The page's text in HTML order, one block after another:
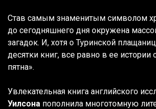
Став самым знаменитым символом
до сегодняшнего дня окружена
загадок. И, хотя о Туринской
десятки книг, все равно в ее истории
пятна».
Увлекательная книга английского
Уилсона пополнила многотомную